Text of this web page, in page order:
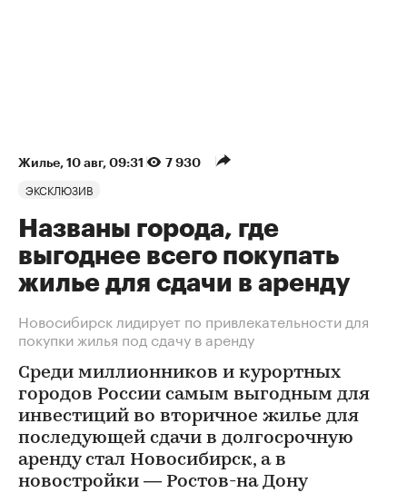
Жилье⁠, 10 авг, 09:31 7 930
ЭКСКЛЮЗИВ
Названы города, где
выгоднее всего покупать
жилье для сдачи в аренду
Новосибирск лидирует по привлекательности для
покупки жилья под сдачу в аренду
Среди миллионников и курортных
городов России самым выгодным для
инвестиций во вторичное жилье для
последующей сдачи в долгосрочную
аренду стал Новосибирск, а в
новостройки — Ростов-на Дону